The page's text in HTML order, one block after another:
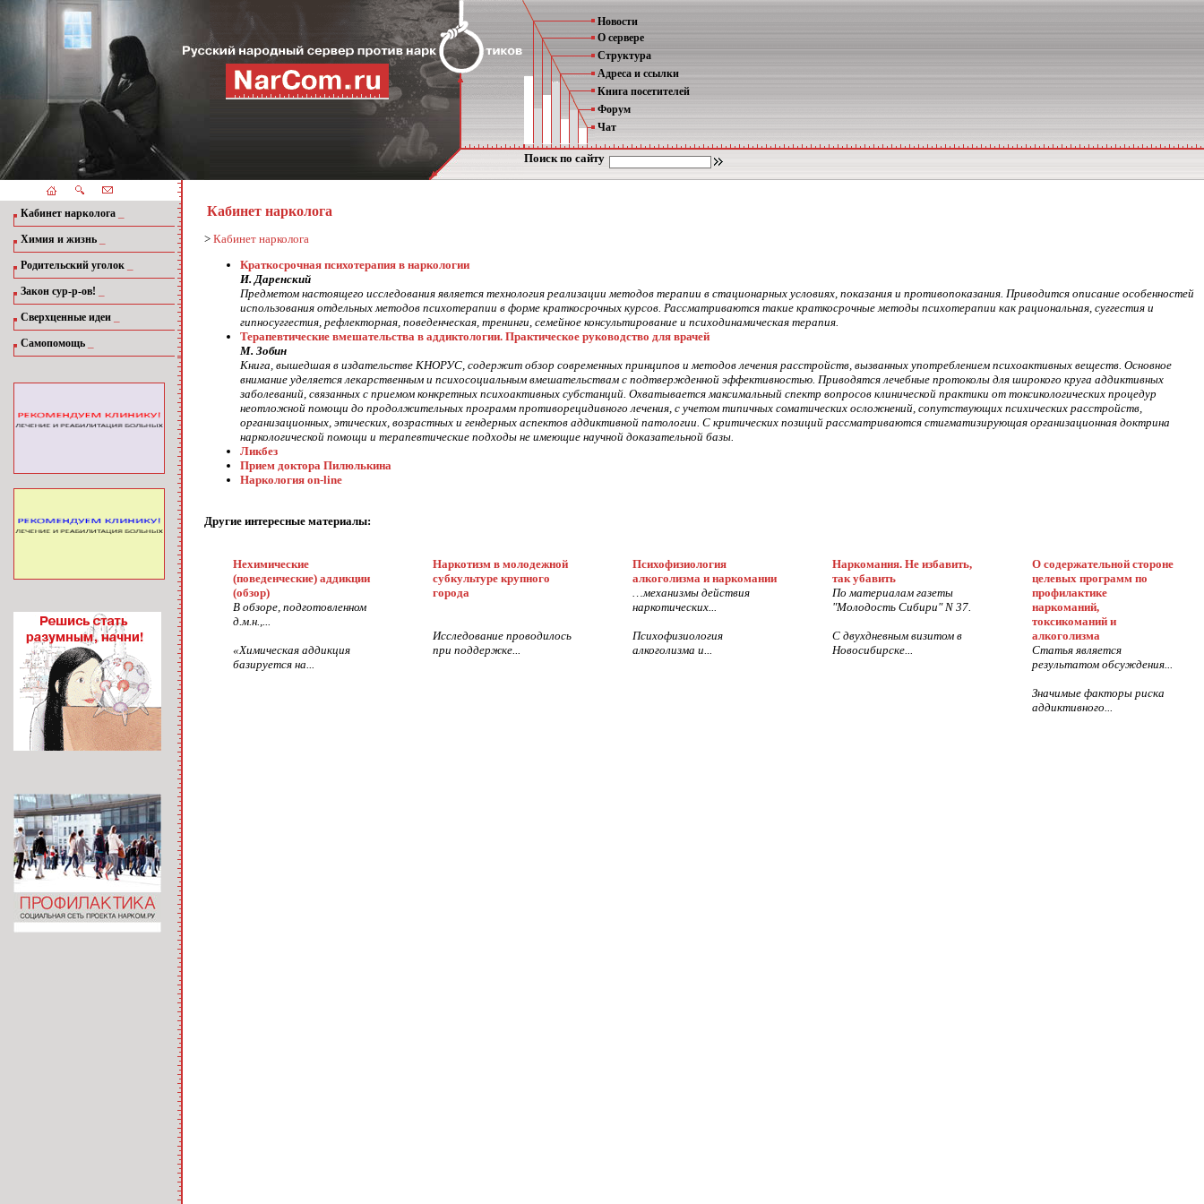
Новости
О сервере
Структура
Адреса и ссылки
Книга посетителей
Форум
Чат
Поиск по сайту
Кабинет нарколога
Химия и жизнь
Родительский уголок
Закон сур-р-ов!
Сверхценные идеи
Самопомощь
Кабинет нарколога
> Кабинет нарколога
Краткосрочная психотерапия в наркологии
И. Даренский
Предметом настоящего исследования является технология реализации методов терапии в стационарных условиях, показания и противопоказания. Приводится описание особенностей
использования отдельных методов психотерапии в форме краткосрочных курсов. Рассматриваются такие краткосрочные методы психотерапии как рациональная, суггестия и
гипносуггестия, рефлекторная, поведенческая, тренинги, семейное консультирование и психодинамическая терапия.
Терапевтические вмешательства в аддиктологии. Практическое руководство для врачей
М. Зобин
Книга, вышедшая в издательстве КНОРУС, содержит обзор современных принципов и методов лечения расстройств, вызванных употреблением психоактивных веществ. Основное
внимание уделяется лекарственным и психосоциальным вмешательствам с подтвержденной эффективностью. Приводятся лечебные протоколы для широкого круга аддиктивных
заболеваний, связанных с приемом конкретных психоактивных субстанций. Охватывается максимальный спектр вопросов клинической практики от токсикологических процедур
неотложной помощи до продолжительных программ противорецидивного лечения, с учетом типичных соматических осложнений, сопутствующих психических расстройств,
организационных, этических, возрастных и гендерных аспектов аддиктивной патологии. С критических позиций рассматриваются стигматизирующая организационная доктрина
наркологической помощи и терапевтические подходы не имеющие научной доказательной базы.
Ликбез
Прием доктора Пилюлькина
Наркология on-line
Другие интересные материалы:
Нехимические
(поведенческие) аддикции
(обзор)
В обзоре, подготовленном
д.м.н.,...
«Химическая аддикция
базируется на...
Наркотизм в молодежной
субкультуре крупного
города
Исследование проводилось
при поддержке...
Психофизиология
алкоголизма и наркомании
…механизмы действия
наркотических...
Психофизиология
алкоголизма и...
Наркомания. Не избавить,
так убавить
По материалам газеты
"Молодость Сибири" N 37.
С двухдневным визитом в
Новосибирске...
О содержательной стороне
целевых программ по
профилактике
наркоманий,
токсикоманий и
алкоголизма
Статья является
результатом обсуждения...
Значимые факторы риска
аддиктивного...